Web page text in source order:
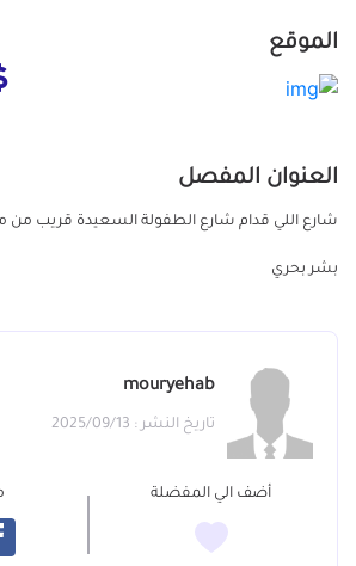
الموقع
العنوان المفصل
شارع اللي قدام شارع الطفولة السعيدة قريب
بشر بحري
mouryehab
تاريخ النشر : 2025/09/13
أضف الي المفضلة